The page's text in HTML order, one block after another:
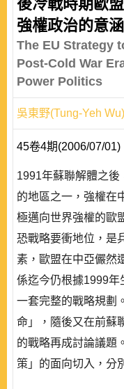
後冷戰時期歐
強權政治的意涵
The EU Strategy
Post-Cold War
Power Politics
吳東野(Tung-Yeh Wu)
45卷4期(2006/07/01)
1991年蘇聯解體之
的地區之一，強權在
極邁向世界強權的歐
恐戰略要衝地位，是
素，歐盟在中亞儼然
係迄今仍根據1999年
一套完整的戰略規劃
命」，隨後又在前蘇
的戰略再成討論議題
策」的面向切入，分